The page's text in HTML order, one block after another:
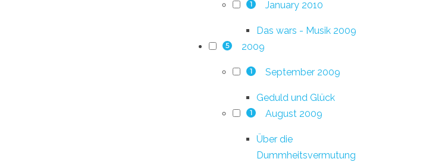
1 January 2010
Das wars - Musik 2009
5 2009
1 September 2009
Geduld und Glück
1 August 2009
Über die
Dummheitsvermutung